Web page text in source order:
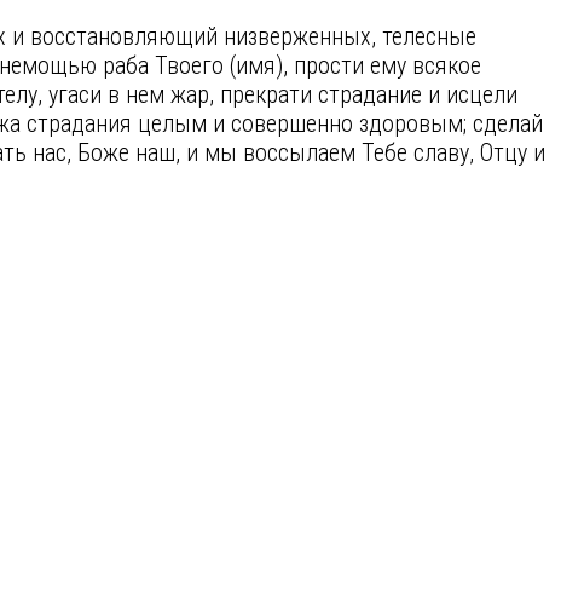
восстановляющий низверженных, телесные
раба Твоего (имя), прости ему всякое
угаси в нем жар, прекрати страдание и исцели
страдания целым и совершенно здоровым; сделай
нас, Боже наш, и мы воссылаем Тебе славу, Отцу и